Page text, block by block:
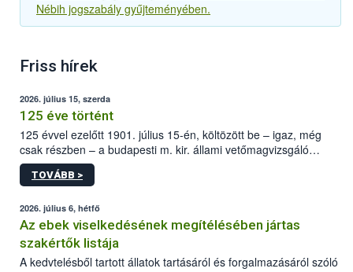
Nébih jogszabály gyűjteményében.
Friss hírek
2026. július 15, szerda
125 éve történt
125 évvel ezelőtt 1901. július 15-én, költözött be – igaz, még
csak részben – a budapesti m. kir. állami vetőmagvizsgáló
állomás a Kis Rókus utca 15. szám alatti, Czigler Győző által
tervezett új épületébe.
TOVÁBB >
2026. július 6, hétfő
Az ebek viselkedésének megítélésében jártas
szakértők listája
A kedvtelésből tartott állatok tartásáról és forgalmazásáról szóló